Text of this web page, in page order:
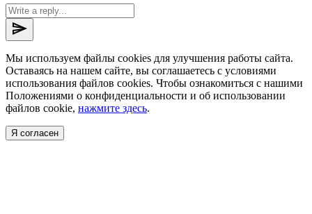
send
Мы используем файлы cookies для улучшения работы сайта.
Оставаясь на нашем сайте, вы соглашаетесь с условиями
использования файлов cookies. Чтобы ознакомиться с нашими
Положениями о конфиденциальности и об использовании
файлов cookie, нажмите здесь.
Я согласен